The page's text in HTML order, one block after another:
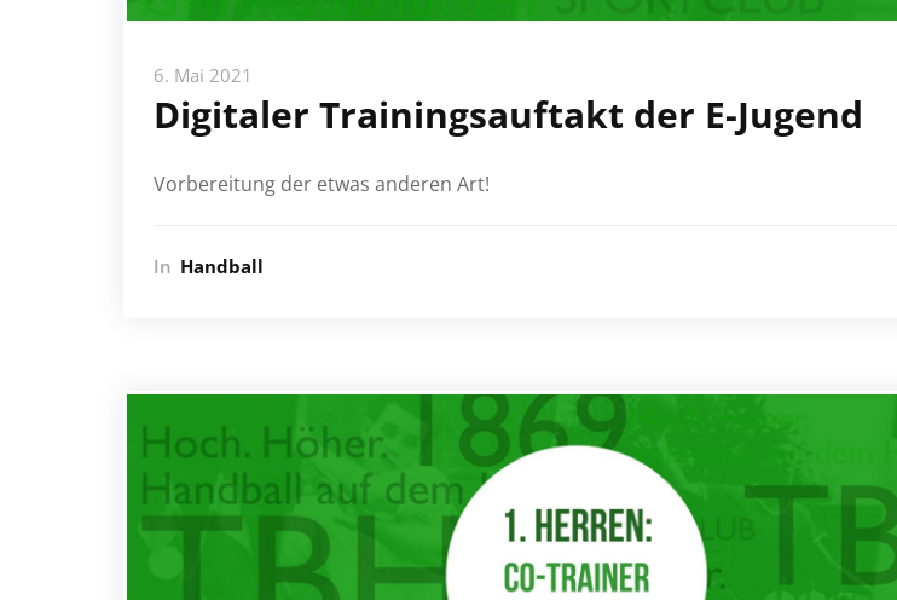
6. Mai 2021
Digitaler Trainingsauftakt der E-Jugend
Vorbereitung der etwas anderen Art!
In Handball